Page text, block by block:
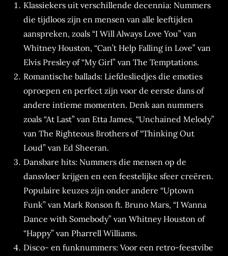
Klassiekers uit verschillende decennia: Nummers
die tijdloos zijn en mensen van alle leeftijden
aanspreken, zoals “I Will Always Love You” van
Whitney Houston, “Can’t Help Falling in Love” van
Elvis Presley of “My Girl” van The Temptations.
Romantische ballads: Liefdesliedjes die emoties
oproepen en perfect zijn voor de eerste dans of
andere intieme momenten. Denk aan nummers
zoals “At Last” van Etta James, “Unchained Melody”
van The Righteous Brothers of “Thinking Out
Loud” van Ed Sheeran.
Dansbare hits: Nummers die mensen op de
dansvloer krijgen en een feestelijke sfeer creëren.
Populaire keuzes zijn onder andere “Uptown
Funk” van Mark Ronson ft. Bruno Mars, “I Wanna
Dance with Somebody” van Whitney Houston of
“Happy” van Pharrell Williams.
Disco- en funknummers: Voor een retro-feestvibe